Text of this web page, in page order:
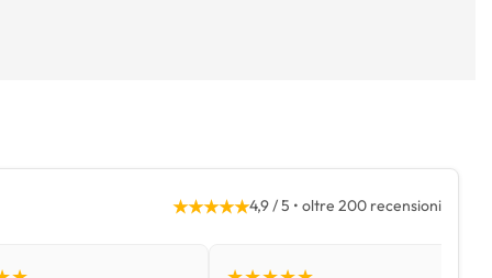
★★★★★4,9 / 5 • oltre 200 recensioni